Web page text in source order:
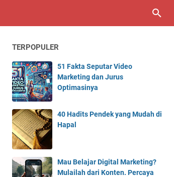
TERPOPULER
51 Fakta Seputar Video
Marketing dan Jurus
Optimasinya
40 Hadits Pendek yang Mudah di
Hapal
Mau Belajar Digital Marketing?
Mulailah dari Konten. Percaya